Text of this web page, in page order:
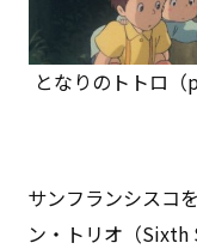
となりのトトロ
サンフランシスコ
ン・トリオ（